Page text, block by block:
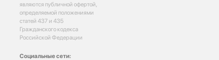
являются публичной офертой,
определяемой положениями
статей 437 и 435
Гражданского кодекса
Российской Федерации
Социальные сети: